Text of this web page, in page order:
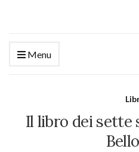
Menu
Il libro dei sette